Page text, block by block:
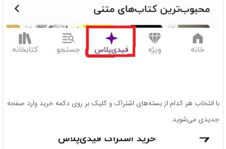
با انتخاب هر کدام از بسته‌های اشتراک و کلیک بر روی دکمه خرید وارد صفحه
جدیدی می‌شوید.